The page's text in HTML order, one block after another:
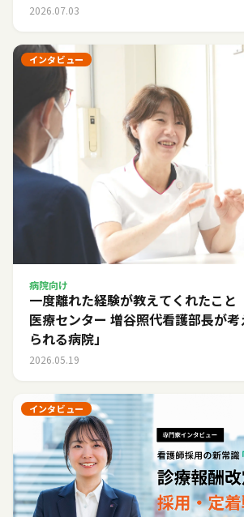
2026.07.03
インタビュー
病院向け
一度離れた経験が教えてくれたこ
医療センター 増谷照代看護部長が
られる病院」
2026.05.19
インタビュー